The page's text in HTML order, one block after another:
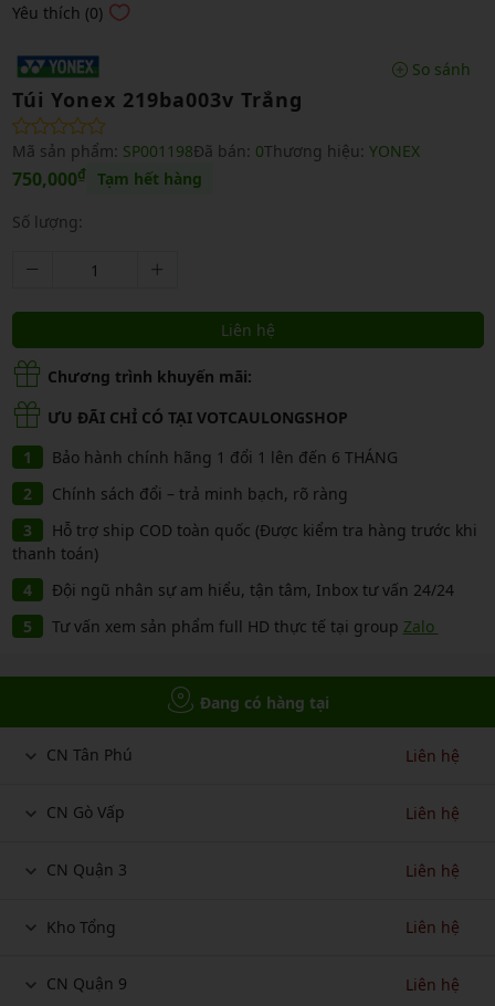
Yêu thích (0)
So sánh
Túi Yonex 219ba003v Trắng
Mã sản phẩm: SP001198Đã bán: 0Thương hiệu: YONEX
750,000₫ Tạm hết hàng
Số lượng:
Liên hệ
Chương trình khuyến mãi:
ƯU ĐÃI CHỈ CÓ TẠI VOTCAULONGSHOP
Bảo hành chính hãng 1 đổi 1 lên đến 6 THÁNG
Chính sách đổi – trả minh bạch, rõ ràng
Hỗ trợ ship COD toàn quốc (Được kiểm tra hàng trước khi
thanh toán)
Đội ngũ nhân sự am hiểu, tận tâm, Inbox tư vấn 24/24
Tư vấn xem sản phẩm full HD thực tế tại group Zalo
Đang có hàng tại
CN Tân Phú Liên hệ
CN Gò Vấp Liên hệ
CN Quận 3 Liên hệ
Kho Tổng Liên hệ
CN Quận 9 Liên hệ